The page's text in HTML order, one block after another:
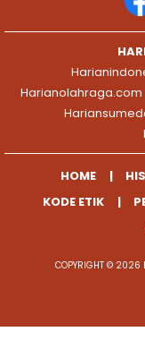
Harianolahraga.com
HOME
KODE ETIK
COPYRIGHT © 2026